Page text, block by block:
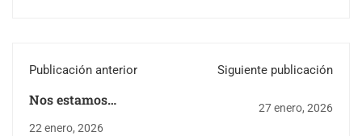
Publicación anterior
Nos estamos
capacitando para los
22 enero, 2026
Siguiente publicación
27 enero, 2026